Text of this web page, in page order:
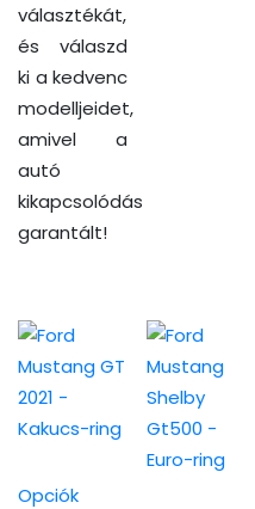
választékát,
és válaszd
ki a kedvenc
modelljeidet,
amivel a
autó
kikapcsolódás
garantált!
Opciók